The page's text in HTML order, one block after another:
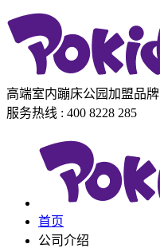
高端室内蹦床公园加盟品牌
服务热线 : 400 8228 285
首页
公司介绍